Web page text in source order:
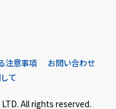
注意事項
お問い合わせ
て
All rights reserved.